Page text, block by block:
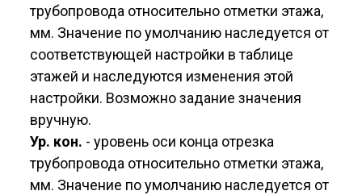
трубопровода относительно отметки этажа,
мм. Значение по умолчанию наследуется от
соответствующей настройки в таблице
этажей и наследуются изменения этой
настройки. Возможно задание значения
вручную.
Ур. кон. - уровень оси конца отрезка
трубопровода относительно отметки этажа,
мм. Значение по умолчанию наследуется от